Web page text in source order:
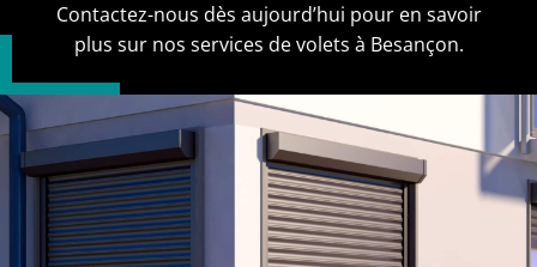
Contactez-nous dès aujourd’hui pour en savoir
plus sur nos services de volets à Besançon.